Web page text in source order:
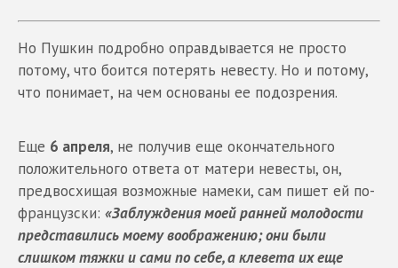
Но Пушкин подробно оправдывается не просто
потому, что боится потерять невесту. Но и потому,
что понимает, на чем основаны ее подозрения.
Еще 6 апреля, не получив еще окончательного
положительного ответа от матери невесты, он,
предвосхищая возможные намеки, сам пишет ей по-
французски: «Заблуждения моей ранней молодости
представились моему воображению; они были
слишком тяжки и сами по себе, а клевета их еще